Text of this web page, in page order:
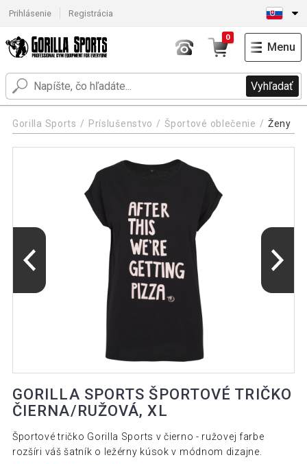
Prihlásenie Registrácia
Vyhľadať
0
Menu
Gorilla Sports Príslušenstvo Športové oblečenie Ženy
GORILLA SPORTS ŠPORTOVÉ TRIČKO
ČIERNA/RUŽOVÁ, XL
Športové tričko Gorilla Sports v čierno - ružovej farbe
rozšíri váš šatník o ležérny kúsok v módnom dizajne.